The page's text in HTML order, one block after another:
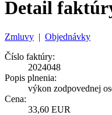
Detail
Zmluvy | Objednávky
Číslo faktúry:
2024048
Popis plnenia:
výkon zodpovednej
Cena:
33,60 EUR